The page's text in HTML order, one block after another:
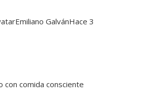
Emiliano GalvánHace 3
con comida consciente